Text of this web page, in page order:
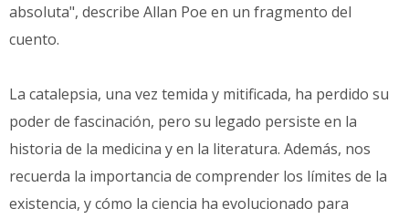
absoluta", describe Allan Poe en un fragmento del
cuento.
La catalepsia, una vez temida y mitificada, ha perdido su
poder de fascinación, pero su legado persiste en la
historia de la medicina y en la literatura. Además, nos
recuerda la importancia de comprender los límites de la
existencia, y cómo la ciencia ha evolucionado para